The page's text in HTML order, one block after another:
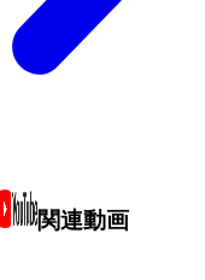
関連動画